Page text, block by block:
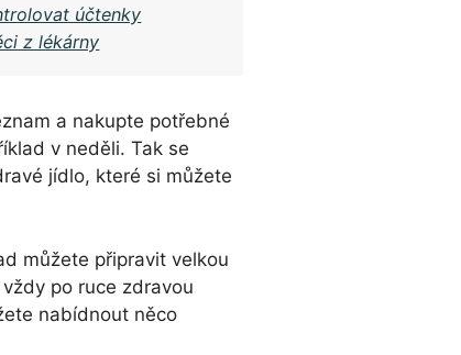
účtenky
z lékárny
a nakupte potřebné
v neděli. Tak se
jídlo, které si můžete
můžete připravit velkou
po ruce zdravou
nabídnout něco